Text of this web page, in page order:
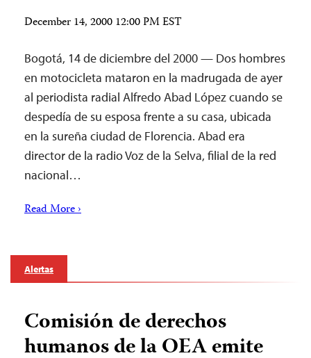
December 14, 2000 12:00 PM EST
Bogotá, 14 de diciembre del 2000 — Dos hombres
en motocicleta mataron en la madrugada de ayer
al periodista radial Alfredo Abad López cuando se
despedía de su esposa frente a su casa, ubicada
en la sureña ciudad de Florencia. Abad era
director de la radio Voz de la Selva, filial de la red
nacional…
Read More ›
Alertas
Comisión de derechos
humanos de la OEA emite